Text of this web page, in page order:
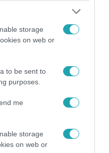
storage
on web or
to be sent to
purposes.
me
storage
on web or
az összes epizódot
végig azon